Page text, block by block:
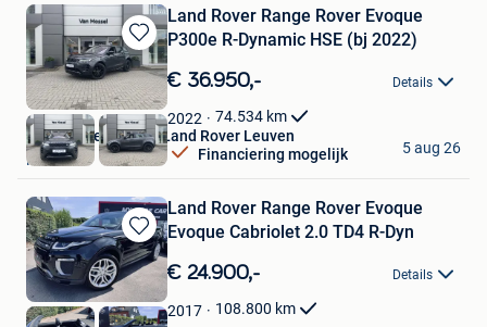
Bewaren
in
Mijn
Favorieten
Land Rover Range Rover Evoque
P300e R-Dynamic HSE (bj 2022)
€ 36.950,- Details
2022 74.534 km
Financiering mogelijk
Van Mossel Jaguar Land Rover Leuven
Herent
5 aug 26
Bewaren
in
Mijn
Favorieten
Land Rover Range Rover Evoque
Evoque Cabriolet 2.0 TD4 R-Dyn
€ 24.900,- Details
2017 108.800 km